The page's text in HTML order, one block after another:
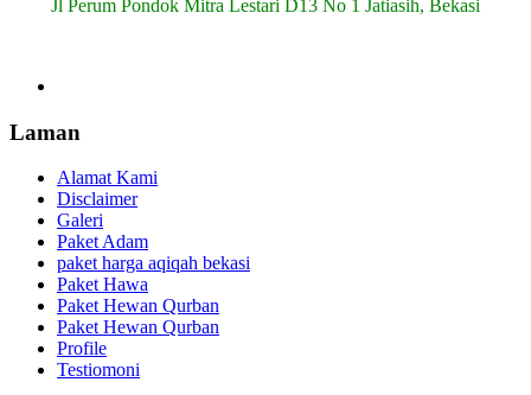
Jl Perum Pondok Mitra Lestari D13 No 1 Jatiasih, Bekasi
Laman
Alamat Kami
Disclaimer
Galeri
Paket Adam
paket harga aqiqah bekasi
Paket Hawa
Paket Hewan Qurban
Paket Hewan Qurban
Profile
Testiomoni